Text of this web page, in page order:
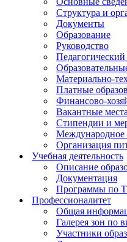
Структура и
Документы
Образование
Руководство
Педагогический
Материально-
Платные
Финансово-
Вакантные
Стипендии и
Международное
Организация
Учебная деятельность
Описание
Документация
Программы по
Профессионалитет
Общая
Галерея зон по
Участники